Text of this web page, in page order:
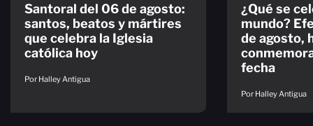
Santoral del 06 de agosto:
santos, beatos y mártires
que celebra la Iglesia
católica hoy
Por Halley Antigua
¿Qué se
mundo?
de agosto,
fecha
Por Halley Antigua